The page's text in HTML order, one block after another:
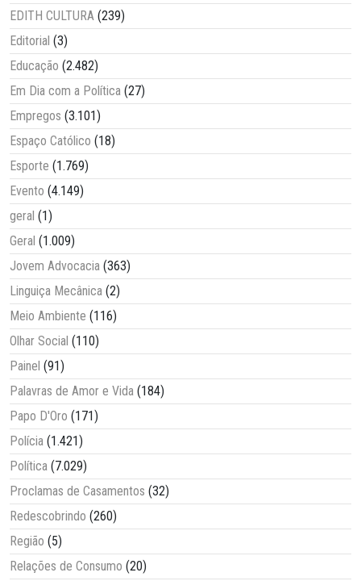
EDITH CULTURA (239)
Editorial (3)
Educação (2.482)
Em Dia com a Política (27)
Empregos (3.101)
Espaço Católico (18)
Esporte (1.769)
Evento (4.149)
geral (1)
Geral (1.009)
Jovem Advocacia (363)
Linguiça Mecânica (2)
Meio Ambiente (116)
Olhar Social (110)
Painel (91)
Palavras de Amor e Vida (184)
Papo D'Oro (171)
Polícia (1.421)
Política (7.029)
Proclamas de Casamentos (32)
Redescobrindo (260)
Região (5)
Relações de Consumo (20)